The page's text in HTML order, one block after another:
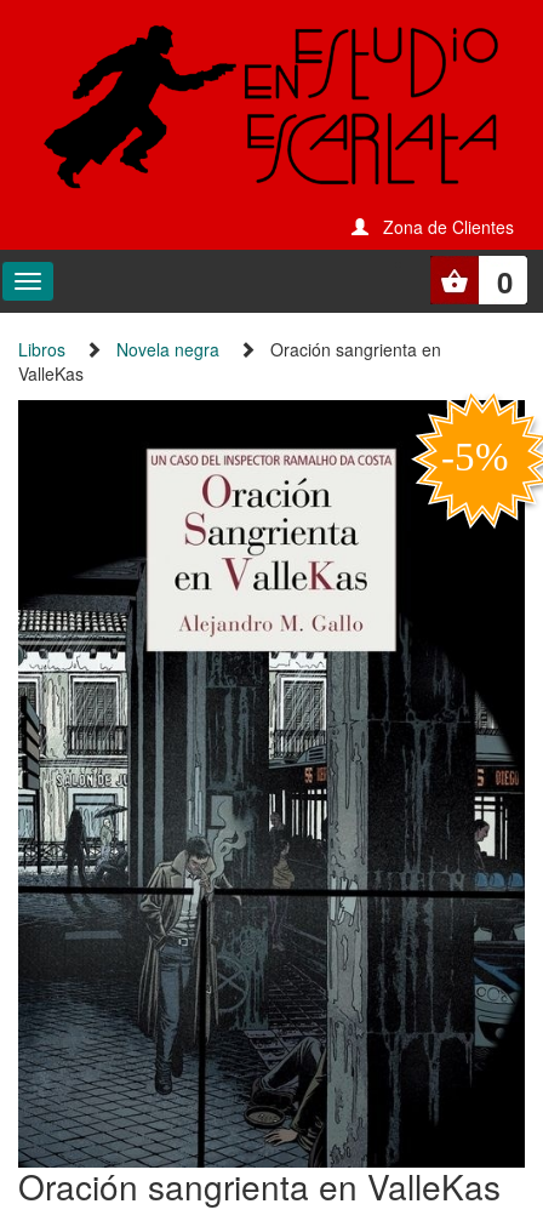
Zona de Clientes
0
Libros Novela negra
Oración sangrienta en
ValleKas
Oración sangrienta en ValleKas